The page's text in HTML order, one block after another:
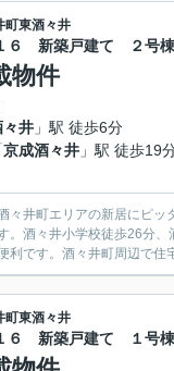
町東酒々井
６ 新築戸建て ２号棟
物件
々井 」駅 徒歩6分
京成酒々井 」駅 徒歩19
井町エリアの新居にピッ
。酒々井小学校徒歩26分
です。酒々井町周辺で
町東酒々井
６ 新築戸建て １号棟